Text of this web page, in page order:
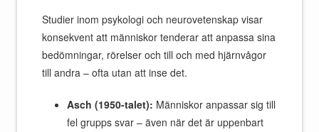
Studier inom psykologi och neurovetenskap visar
konsekvent att människor tenderar att anpassa sina
bedömningar, rörelser och till och med hjärnvågor
till andra – ofta utan att inse det.
Asch (1950-talet): Människor anpassar sig till
fel grupps svar – även när det är uppenbart